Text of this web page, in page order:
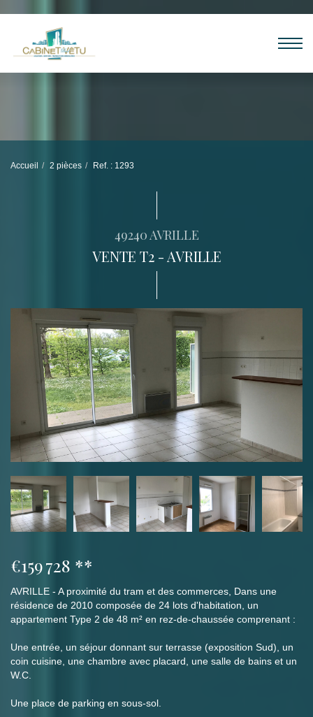
Accueil 2 pièces Ref. : 1293
49240 AVRILLE
VENTE T2 - AVRILLE
€159 728 **
AVRILLE - A proximité du tram et des commerces, Dans une
résidence de 2010 composée de 24 lots d'habitation, un
appartement Type 2 de 48 m² en rez-de-chaussée comprenant :
Une entrée, un séjour donnant sur terrasse (exposition Sud), un
coin cuisine, une chambre avec placard, une salle de bains et un
W.C.
Une place de parking en sous-sol.